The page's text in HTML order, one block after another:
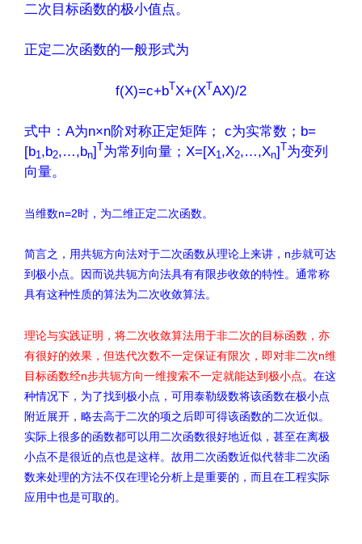
二次目标函数的极小值点。
正定二次函数的一般形式为
f(X)=c+bTX+(XTAX)/2
式中：A为n×n阶对称正定矩阵； c为实常数；b=
[b1,b2,…,bn]T为常列向量；X=[X1,X2,…,Xn]T为变列
向量。
当维数n=2时，为二维正定二次函数。
简言之，用共轭方向法对于二次函数从理论上来讲，n步就可达
到极小点。因而说共轭方向法具有有限步收敛的特性。通常称
具有这种性质的算法为二次收敛算法。
理论与实践证明，将二次收敛算法用于非二次的目标函数，亦
有很好的效果，但迭代次数不一定保证有限次，即对非二次n维
目标函数经n步共轭方向一维搜索不一定就能达到极小点。在这
种情况下，为了找到极小点，可用泰勒级数将该函数在极小点
附近展开，略去高于二次的项之后即可得该函数的二次近似。
实际上很多的函数都可以用二次函数很好地近似，甚至在离极
小点不是很近的点也是这样。故用二次函数近似代替非二次函
数来处理的方法不仅在理论分析上是重要的，而且在工程实际
应用中也是可取的。